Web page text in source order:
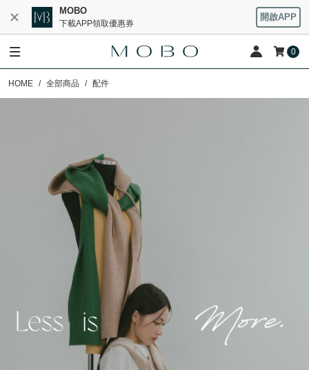
MOBO
下載APP領取優惠券
開啟APP
0
HOME 全部商品 配件